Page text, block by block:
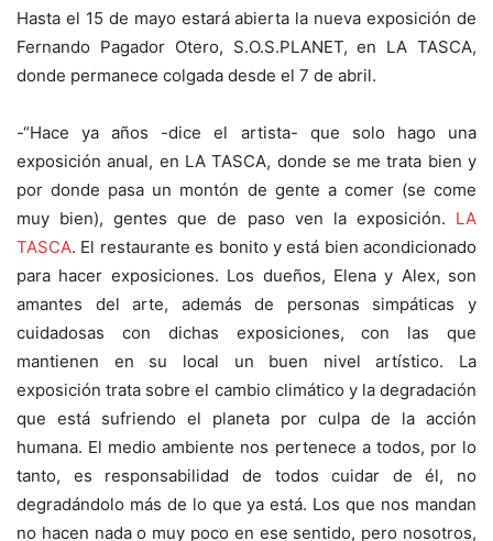
Hasta el 15 de mayo estará abierta la nueva exposición de
Fernando Pagador Otero, S.O.S.PLANET, en LA TASCA,
donde permanece colgada desde el 7 de abril.
-“Hace ya años -dice el artista- que solo hago una
exposición anual, en LA TASCA, donde se me trata bien y
por donde pasa un montón de gente a comer (se come
muy bien), gentes que de paso ven la exposición. LA
TASCA. El restaurante es bonito y está bien acondicionado
para hacer exposiciones. Los dueños, Elena y Alex, son
amantes del arte, además de personas simpáticas y
cuidadosas con dichas exposiciones, con las que
mantienen en su local un buen nivel artístico. La
exposición trata sobre el cambio climático y la degradación
que está sufriendo el planeta por culpa de la acción
humana. El medio ambiente nos pertenece a todos, por lo
tanto, es responsabilidad de todos cuidar de él, no
degradándolo más de lo que ya está. Los que nos mandan
no hacen nada o muy poco en ese sentido, pero nosotros,